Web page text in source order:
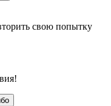
свою попытку